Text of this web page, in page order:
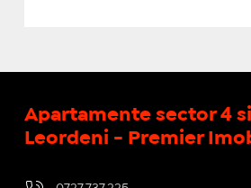
Apartamente sector 4
Leordeni - Premier